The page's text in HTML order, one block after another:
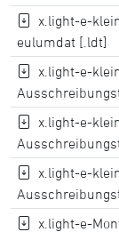
x.light-e-
eulumdat [.ldt]
x.light-e-
x.light-e-
x.light-e-
x.light-e-